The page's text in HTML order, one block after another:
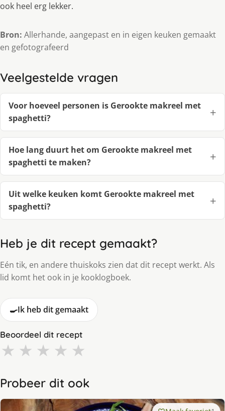
ook heel erg lekker.
Bron: Allerhande, aangepast en in eigen keuken gemaakt
en gefotografeerd
Veelgestelde vragen
Voor hoeveel personen is Gerookte makreel met
spaghetti?
Hoe lang duurt het om Gerookte makreel met
spaghetti te maken?
Uit welke keuken komt Gerookte makreel met
spaghetti?
Heb je dit recept gemaakt?
Eén tik, en andere thuiskoks zien dat dit recept werkt. Als
lid komt het ook in je kooklogboek.
🍳Ik heb dit gemaakt
Beoordeel dit recept
★ ★ ★ ★ ★
Probeer dit ook